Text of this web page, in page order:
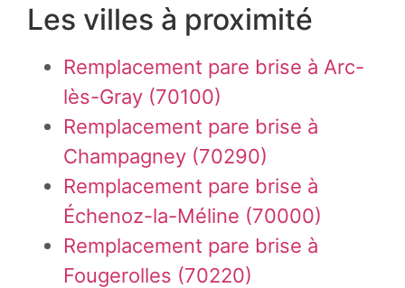
Les villes à proximité
Remplacement pare brise à Arc-
lès-Gray (70100)
Remplacement pare brise à
Champagney (70290)
Remplacement pare brise à
Échenoz-la-Méline (70000)
Remplacement pare brise à
Fougerolles (70220)